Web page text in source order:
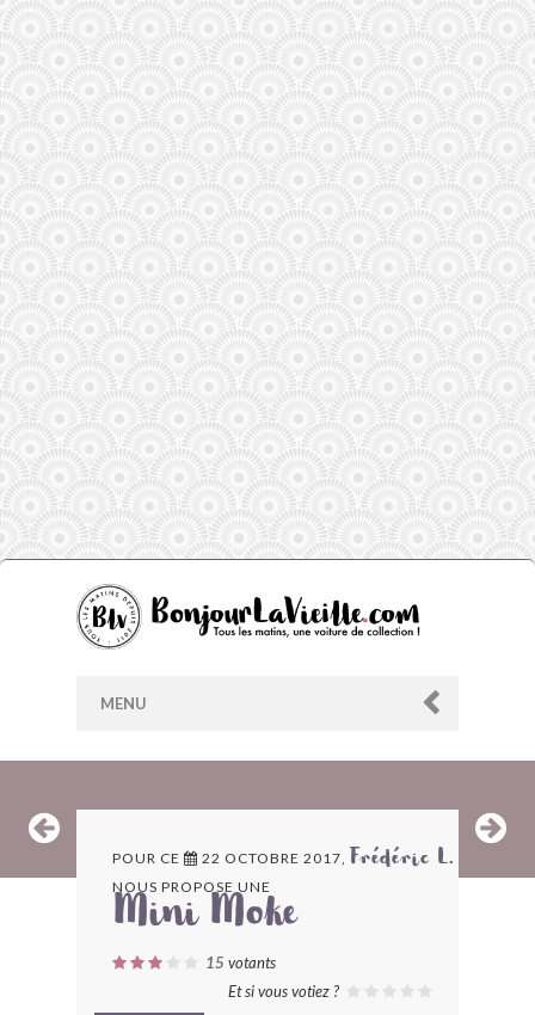
MENU
ARCHIVES
LES CONTRIBUTEURS
POUR CE 22 OCTOBRE 2017, Frédéric L.
NOUS PROPOSE UNE
Mini Moke
15 votants
Et si vous votiez ?